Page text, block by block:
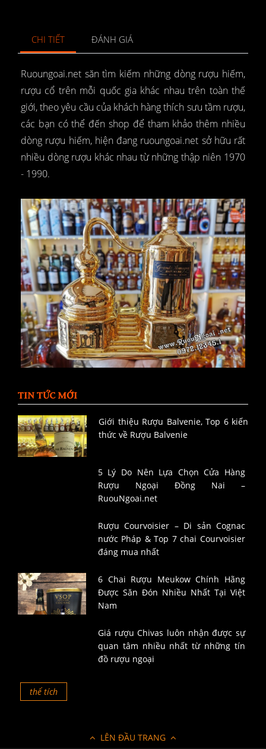
CHI TIẾT ĐÁNH GIÁ
Ruoungoai.net săn tìm kiếm những dòng rượu hiếm,
rượu cổ trên mỗi quốc gia khác nhau trên toàn thế
giới, theo yêu cầu của khách hàng thích sưu tầm rượu,
các bạn có thể đến shop để tham khảo thêm nhiều
dòng rượu hiếm, hiện đang ruoungoai.net sở hữu rất
nhiều dòng rượu khác nhau từ những thập niên 1970
- 1990.
TIN TỨC MỚI
Giới thiệu Rượu Balvenie, Top 6 kiến
thức về Rượu Balvenie
5 Lý Do Nên Lựa Chọn Cửa Hàng
Rượu Ngoại Đồng Nai –
RuouNgoai.net
Rượu Courvoisier – Di sản Cognac
nước Pháp & Top 7 chai Courvoisier
đáng mua nhất
6 Chai Rượu Meukow Chính Hãng
Được Săn Đón Nhiều Nhất Tại Việt
Nam
Giá rượu Chivas luôn nhận được sự
quan tâm nhiều nhất từ những tín
đồ rượu ngoại
thể tích
LÊN ĐẦU TRANG